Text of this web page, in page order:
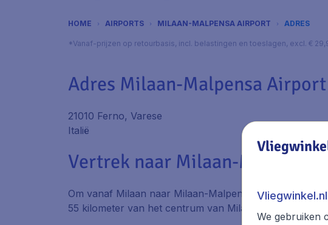
HOME AIRPORTS MILAAN-MALPENSA AIRPORT ADRES
*Vanaf-prijzen op retourbasis, incl. belastingen en toeslagen, excl. €
Adres Milaan-Malpensa Airport
21010 Ferno, Varese
Italië
Vertrek naar Milaan-Malpensa
Om vanaf Milaan naar Milaan-Malpensa Airport te
55 kilometer van het centrum van Milaan. Rijd met de
We gebruiken